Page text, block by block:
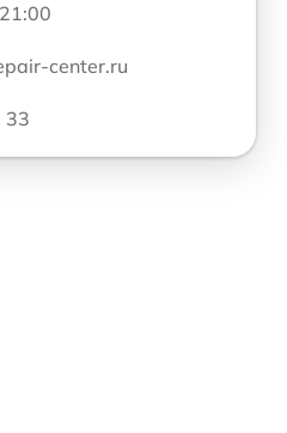
center.ru
33